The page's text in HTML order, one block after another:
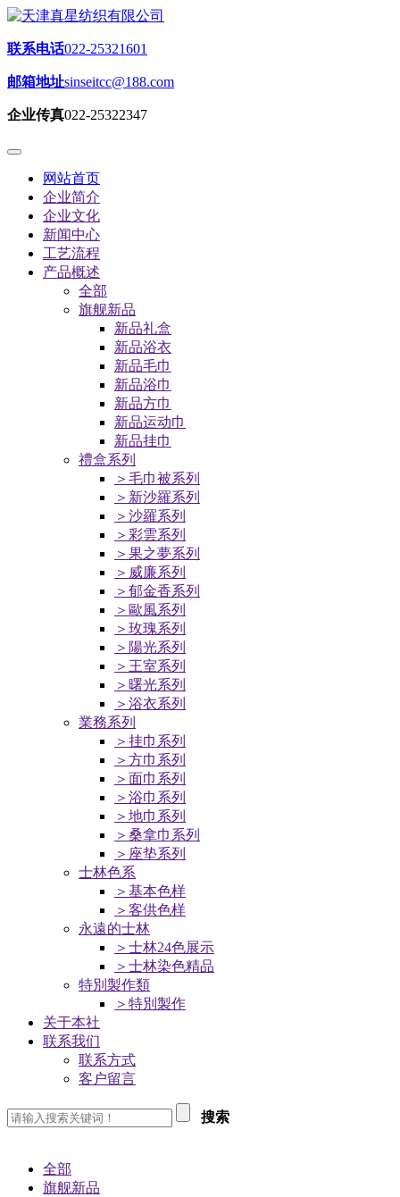
联系电话022-25321601
邮箱地址sinseitcc@188.com
企业传真022-25322347
网站首页
企业简介
企业文化
新闻中心
工艺流程
产品概述
全部
旗舰新品
新品礼盒
新品浴衣
新品毛巾
新品浴巾
新品方巾
新品运动巾
新品挂巾
禮盒系列
＞毛巾被系列
＞新沙羅系列
＞沙羅系列
＞彩雲系列
＞果之夢系列
＞威廉系列
＞郁金香系列
＞歐風系列
＞玫瑰系列
＞陽光系列
＞王室系列
＞曙光系列
＞浴衣系列
業務系列
＞挂巾系列
＞方巾系列
＞面巾系列
＞浴巾系列
＞地巾系列
＞桑拿巾系列
＞座垫系列
士林色系
＞基本色样
＞客供色样
永遠的士林
＞士林24色展示
＞士林染色精品
特別製作類
＞特別製作
关于本社
联系我们
联系方式
客户留言
搜索
全部
旗舰新品